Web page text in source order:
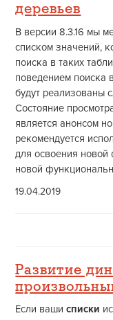
деревьев
В версии 8.3.16 мы
списком значений,
поиска в таких
поведением поиска
будут реализованы
Состояние
является анонсом
рекомендуется
для освоения новой
новой
19.04.2019
Развитие
Если вашисписки